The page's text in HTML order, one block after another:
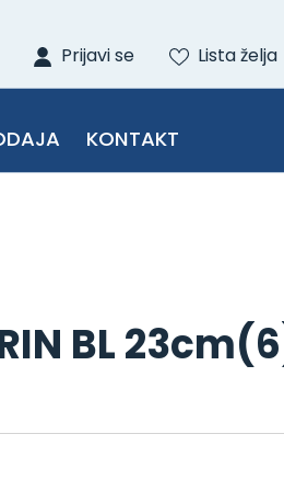
Prijavi se Lista želja
KONTAKT
BL